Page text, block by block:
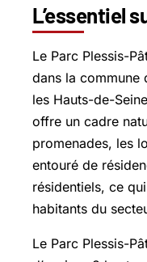
L’essentiel
Le Parc Plessis-
dans la commune
les Hauts-de-
offre un cadre
promenades, les
entouré de
résidentiels, ce
habitants du
Le Parc Plessis-